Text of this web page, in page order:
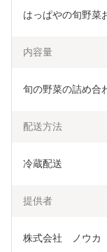
はっぱやの旬野菜
内容量
旬の野菜の詰め合
配送方法
冷蔵配送
提供者
株式会社　ノウカ